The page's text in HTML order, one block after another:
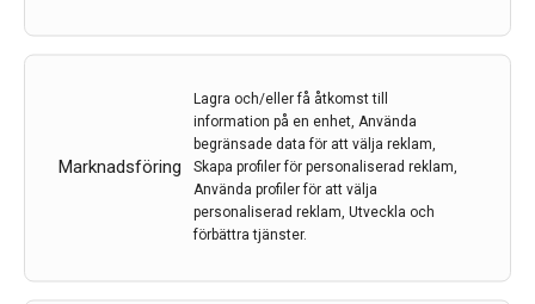
Marknadsföring
Lagra och/eller få åtkomst till
information på en enhet, Använda
begränsade data för att välja reklam,
Skapa profiler för personaliserad reklam,
Använda profiler för att välja
personaliserad reklam, Utveckla och
förbättra tjänster.
få för patienter, läkare, sjukvården och forskningen.
LÄS MER...